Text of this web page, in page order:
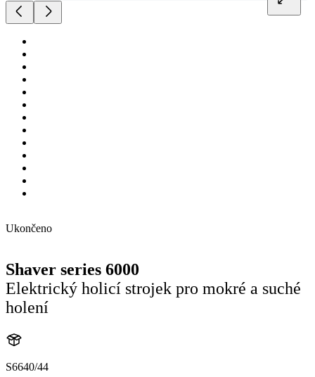
Ukončeno
Shaver series 6000
Elektrický holicí strojek pro mokré a suché
holení
S6640/44